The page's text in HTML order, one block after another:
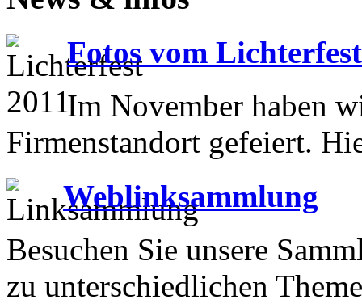
Fotos vom
Im November haben
Firmenstandort gefeiert.
Weblinksammlung
Besuchen Sie unsere
zu unterschiedlichen